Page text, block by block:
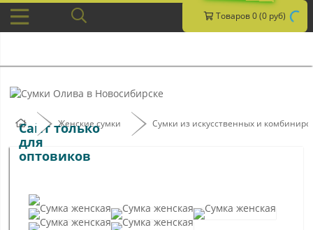
Товаров 0 (0 руб)
Сайт только
для
оптовиков
Женские сумки Сумки из искусственных и